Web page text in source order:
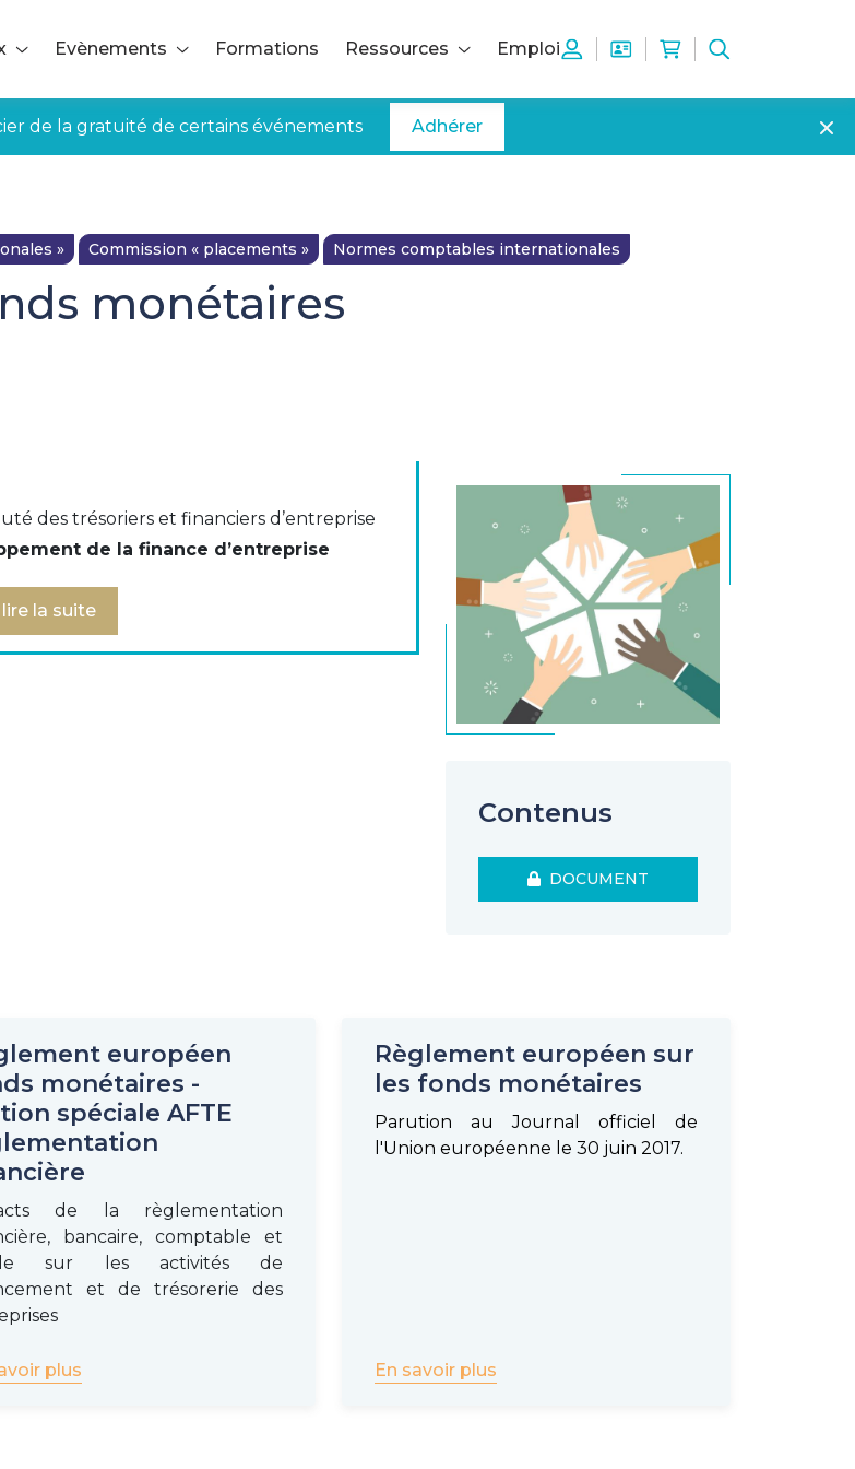
Evènements Formations Ressources Emploi
de la gratuité de certains événements Adhérer
» Commission « placements » Normes comptables internationales
monétaires
sur les fonds monétaires en 2018.
des trésoriers et financiers d’entreprise
de la finance d’entreprise
la suite
Contenus
DOCUMENT
européen
monétaires -
spéciale AFTE
de la règlementation
bancaire, comptable et
sur les activités de
et de trésorerie des
plus
Règlement européen sur
les fonds monétaires
Parution au Journal officiel de
l'Union européenne le 30 juin 2017.
En savoir plus